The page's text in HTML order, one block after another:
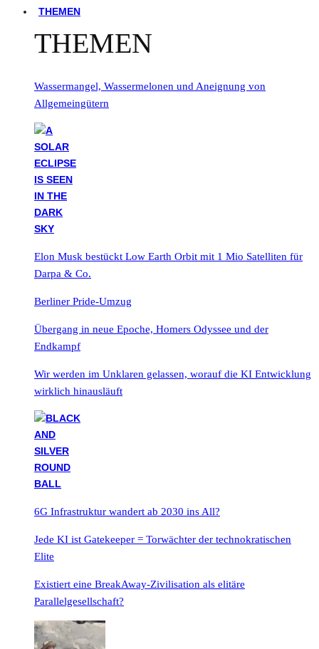
THEMEN
THEMEN
Wassermangel, Wassermelonen und Aneignung von
Allgemeingütern
Elon Musk bestückt Low Earth Orbit mit 1 Mio Satelliten für
Darpa & Co.
Berliner Pride-Umzug
Übergang in neue Epoche, Homers Odyssee und der
Endkampf
Wir werden im Unklaren gelassen, worauf die KI Entwicklung
wirklich hinausläuft
6G Infrastruktur wandert ab 2030 ins All?
Jede KI ist Gatekeeper = Torwächter der technokratischen
Elite
Existiert eine BreakAway-Zivilisation als elitäre
Parallelgesellschaft?